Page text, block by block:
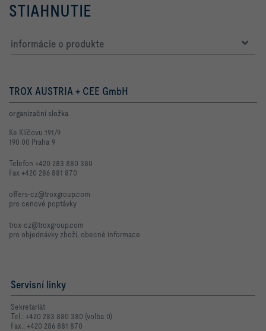
STIAHNUTIE
informácie o produkte
TROX AUSTRIA + CEE GmbH
organizační složka
Ke Klíčovu 191/9
190 00 Praha 9
Telefon +420 283 880 380
Fax +420 286 881 870
offers-cz@troxgroup.com
pro cenové poptávky
trox-cz@troxgroup.com
pro objednávky zboží, obecné informace
Servisní linky
Sekretariát
Tel.: +420 283 880 380 (volba 0)
Fax.: +420 286 881 870